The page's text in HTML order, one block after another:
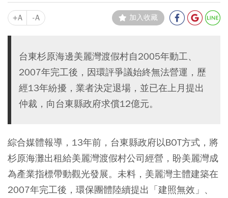
+A -A 加入收藏
台東杉原海邊美麗灣渡假村自2005年動工、
2007年完工後，因環評爭議始終無法營運，歷
經13年紛擾，業者決定退場，並已在上月提出
仲裁，向台東縣政府求償12億元。
綜合媒體報導，13年前，台東縣政府以BOT方式，將
杉原海灘出租給美麗灣渡假村公司經營，盼美麗灣成
為產業指標帶動觀光發展。未料，美麗灣主體建築在
2007年完工後，環保團體陸續提出「建照無效」、